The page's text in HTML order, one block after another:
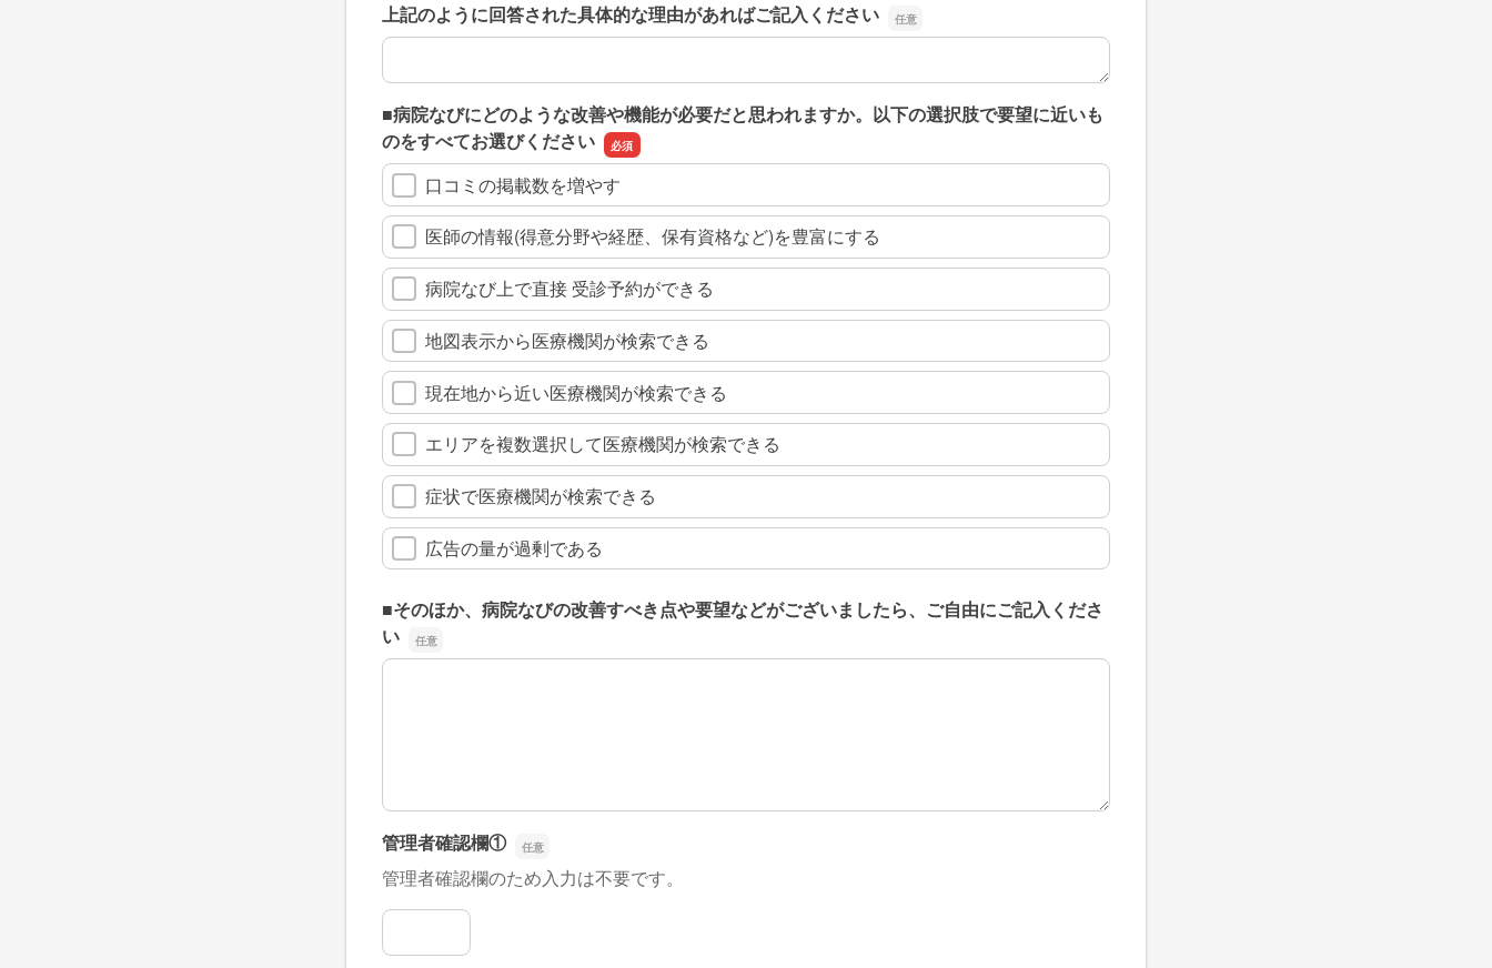
上記のように回答された具体的な理由があればご記入ください
上記のように回答された具体的な理由があればご記入ください
■病院なびにどのような改善や機能が必要だと思われますか。以下の選択肢で要望に近いも
のをすべてお選びください
口コミの掲載数を増やす
医師の情報(得意分野や経歴、保有資格など)を豊富にする
病院なび上で直接 受診予約ができる
地図表示から医療機関が検索できる
現在地から近い医療機関が検索できる
エリアを複数選択して医療機関が検索できる
症状で医療機関が検索できる
広告の量が過剰である
■そのほか、病院なびの改善すべき点や要望などがございましたら、ご自由にご記入くださ
い
■そのほか、病院なびの改善すべき点や要望などがございましたら、ご自由にご記入ください
管理者確認欄①
管理者確認欄のため入力は不要です。
管理者確認欄①